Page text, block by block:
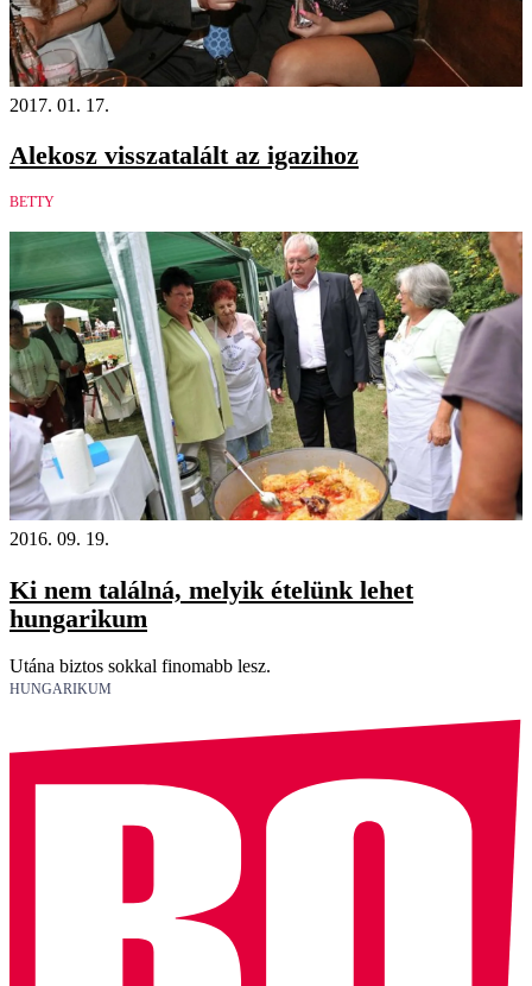
2017. 01. 17.
Alekosz visszatalált az igazihoz
BETTY
2016. 09. 19.
Ki nem találná, melyik ételünk lehet
hungarikum
Utána biztos sokkal finomabb lesz.
HUNGARIKUM